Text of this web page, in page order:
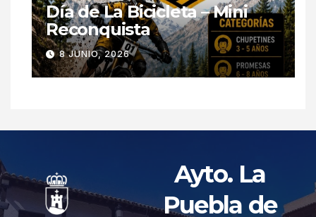
Día de La Bicicleta – Mini
Reconquista
8 JUNIO, 2026
Ayto. La
Puebla de